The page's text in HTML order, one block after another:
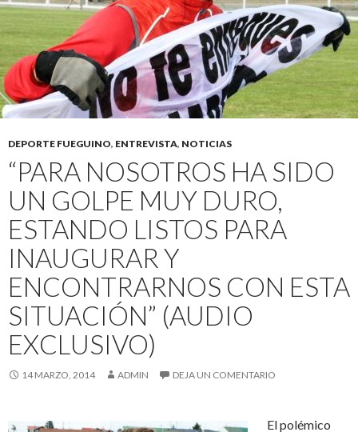
DEPORTE FUEGUINO, ENTREVISTA, NOTICIAS
“PARA NOSOTROS HA SIDO
UN GOLPE MUY DURO,
ESTANDO LISTOS PARA
INAUGURAR Y
ENCONTRARNOS CON ESTA
SITUACIÓN” (AUDIO
EXCLUSIVO)
14 MARZO, 2014 ADMIN DEJA UN COMENTARIO
El polémico